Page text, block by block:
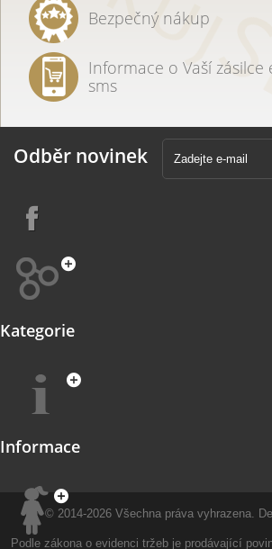
Bezpečný nákup
Informace o Vaší zásilce
sms
Odběr novinek
Kategorie
Informace
© 2014-2026 Všechna práva vyhrazena.
Podle zákona o evidenci tržeb je prodávající